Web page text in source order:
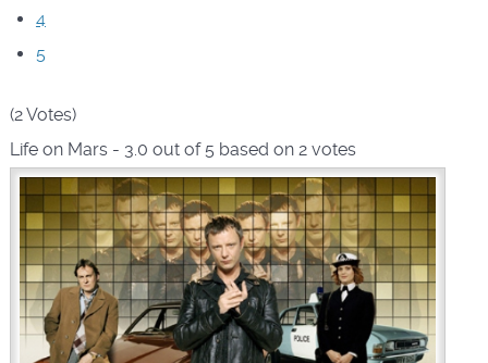
4
5
(2 Votes)
Life on Mars- 3.0 out of 5 based on 2votes